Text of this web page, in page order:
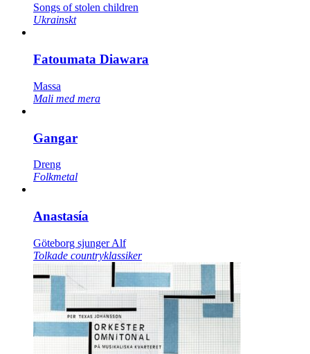
Songs of stolen children
Ukrainskt
Fatoumata Diawara
Massa
Mali med mera
Gangar
Dreng
Folkmetal
Anastasía
Göteborg sjunger Alf
Tolkade countryklassiker